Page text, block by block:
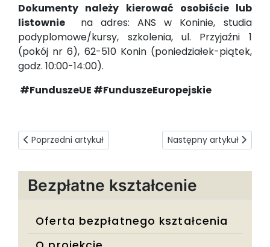
Bezpłatne kształcenie
Oferta bezpłatnego kształcenia
Dokumenty należy kierować osobiście lub
listownie
na adres: ANS w Koninie, studia
podyplomowe/kursy, szkolenia, ul. Przyjaźni 1
(pokój nr 6), 62-510 Konin (poniedziałek-piątek,
godz. 10:00-14:00).
#FunduszeUE #FunduszeEuropejskie
Poprzedni artykuł: Metody optymalizacji zapasów
Poprzedni artykuł Następny artykuł:
Następny artykuł